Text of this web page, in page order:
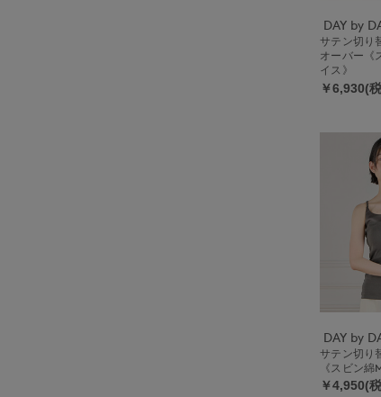
サテン切り
オーバー《
イス》
￥6,930(
サテン切り
《スビン綿
￥4,950(